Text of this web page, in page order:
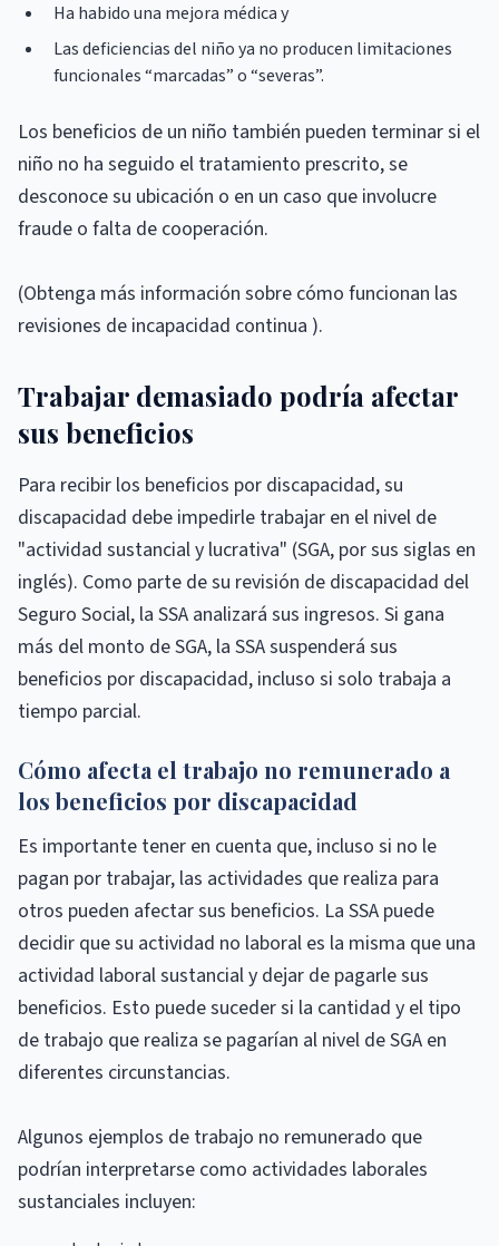
Ha habido una mejora médica y
Las deficiencias del niño ya no producen limitaciones
funcionales “marcadas” o “severas”.
Los beneficios de un niño también pueden terminar si el
niño no ha seguido el tratamiento prescrito, se
desconoce su ubicación o en un caso que involucre
fraude o falta de cooperación.
(Obtenga más información sobre cómo funcionan las
revisiones de incapacidad continua ).
Trabajar demasiado podría afectar
sus beneficios
Para recibir los beneficios por discapacidad, su
discapacidad debe impedirle trabajar en el nivel de
"actividad sustancial y lucrativa" (SGA, por sus siglas en
inglés). Como parte de su revisión de discapacidad del
Seguro Social, la SSA analizará sus ingresos. Si gana
más del monto de SGA, la SSA suspenderá sus
beneficios por discapacidad, incluso si solo trabaja a
tiempo parcial.
Cómo afecta el trabajo no remunerado a
los beneficios por discapacidad
Es importante tener en cuenta que, incluso si no le
pagan por trabajar, las actividades que realiza para
otros pueden afectar sus beneficios. La SSA puede
decidir que su actividad no laboral es la misma que una
actividad laboral sustancial y dejar de pagarle sus
beneficios. Esto puede suceder si la cantidad y el tipo
de trabajo que realiza se pagarían al nivel de SGA en
diferentes circunstancias.
Algunos ejemplos de trabajo no remunerado que
podrían interpretarse como actividades laborales
sustanciales incluyen: